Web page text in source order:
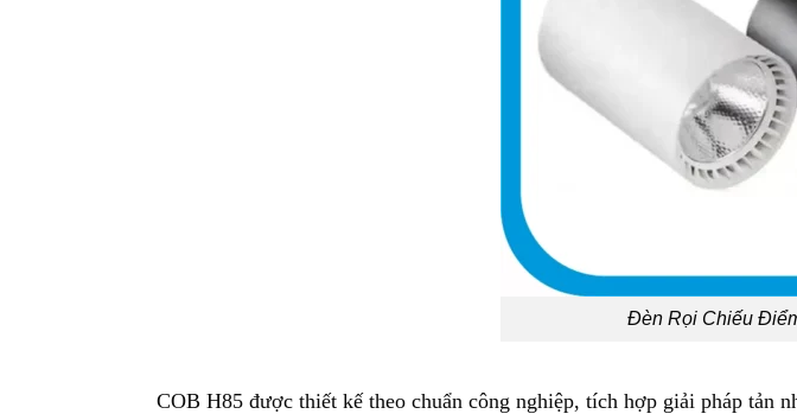
Đèn Rọi Chiếu
COB H85 được thiết kế theo chuẩn công nghiệp, tích hợp giải pháp tản